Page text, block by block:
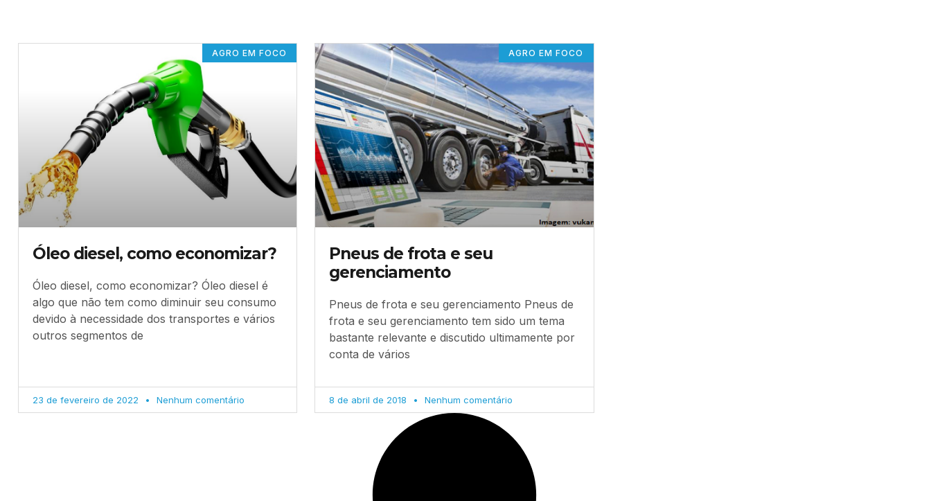
AGRO EM FOCO
Óleo diesel, como economizar?
Óleo diesel, como economizar? Óleo diesel é
algo que não tem como diminuir seu consumo
devido à necessidade dos transportes e vários
outros segmentos de
23 de fevereiro de 2022 Nenhum comentário
AGRO EM FOCO
Pneus de frota e seu
gerenciamento
Pneus de frota e seu gerenciamento Pneus de
frota e seu gerenciamento tem sido um tema
bastante relevante e discutido ultimamente por
conta de vários
8 de abril de 2018 Nenhum comentário